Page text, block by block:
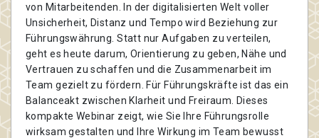
von Mitarbeitenden. In der digitalisierten Welt voller
Unsicherheit, Distanz und Tempo wird Beziehung zur
Führungswährung. Statt nur Aufgaben zu verteilen,
geht es heute darum, Orientierung zu geben, Nähe und
Vertrauen zu schaffen und die Zusammenarbeit im
Team gezielt zu fördern. Für Führungskräfte ist das ein
Balanceakt zwischen Klarheit und Freiraum. Dieses
kompakte Webinar zeigt, wie Sie Ihre Führungsrolle
wirksam gestalten und Ihre Wirkung im Team bewusst